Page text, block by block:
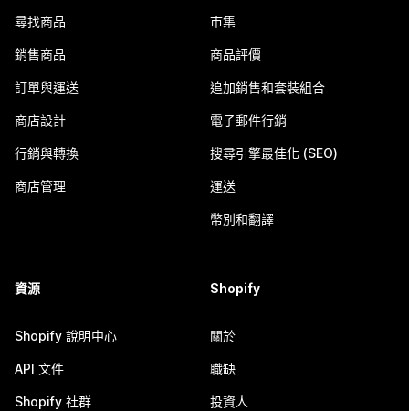
尋找商品
銷售商品
訂單與運送
商店設計
行銷與轉換
商店管理
市集
商品評價
追加銷售和套裝組合
電子郵件行銷
搜尋引擎最佳化 (SEO)
運送
幣別和翻譯
資源
Shopify 說明中心
API 文件
Shopify 社群
Shopify
關於
職缺
投資人